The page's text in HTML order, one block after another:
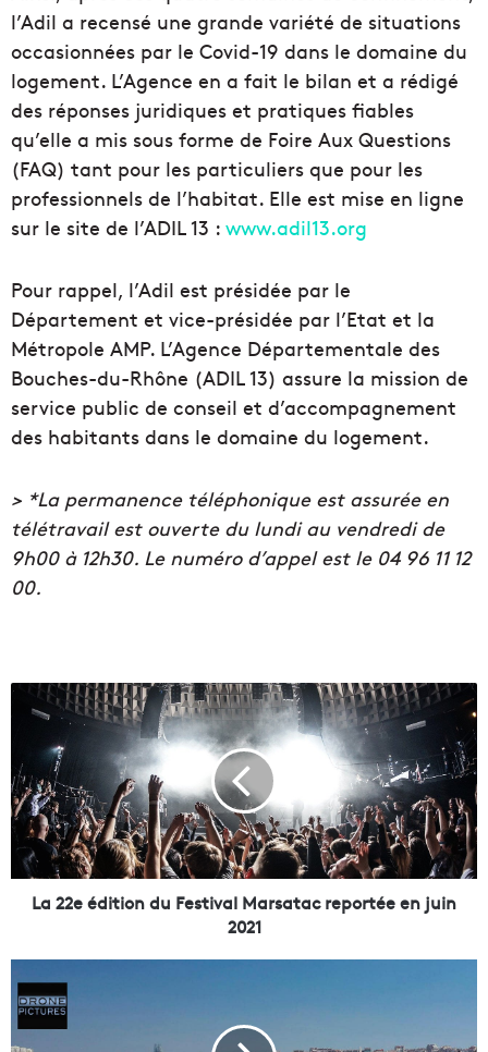
l’Adil a recensé une grande variété de situations
occasionnées par le Covid-19 dans le domaine du
logement. L’Agence en a fait le bilan et a rédigé
des réponses juridiques et pratiques fiables
qu’elle a mis sous forme de Foire Aux Questions
(FAQ) tant pour les particuliers que pour les
professionnels de l’habitat. Elle est mise en ligne
sur le site de l’ADIL 13 : www.adil13.org
Pour rappel, l’Adil est présidée par le
Département et vice-présidée par l’Etat et la
Métropole AMP. L’Agence Départementale des
Bouches-du-Rhône (ADIL 13) assure la mission de
service public de conseil et d’accompagnement
des habitants dans le domaine du logement.
> *La permanence téléphonique est assurée en
télétravail est ouverte du lundi au vendredi de
9h00 à 12h30. Le numéro d’appel est le 04 96 11 12
00.
L
2
e
é
d
t
u
F
e
La 22e édition du Festival Marsatac reportée en juin
2021
a